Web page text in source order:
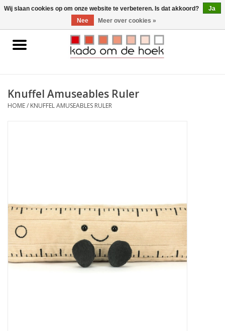
0 Artikelen - €0,00
Home
Gadgets
Pylones
Knuffel Amuseables Ruler
HOME/ KNUFFEL AMUSEABLES RULER
Wij slaan cookies op om onze website te verbeteren. Is dat akkoord?
Ja
Nee
Meer over cookies »